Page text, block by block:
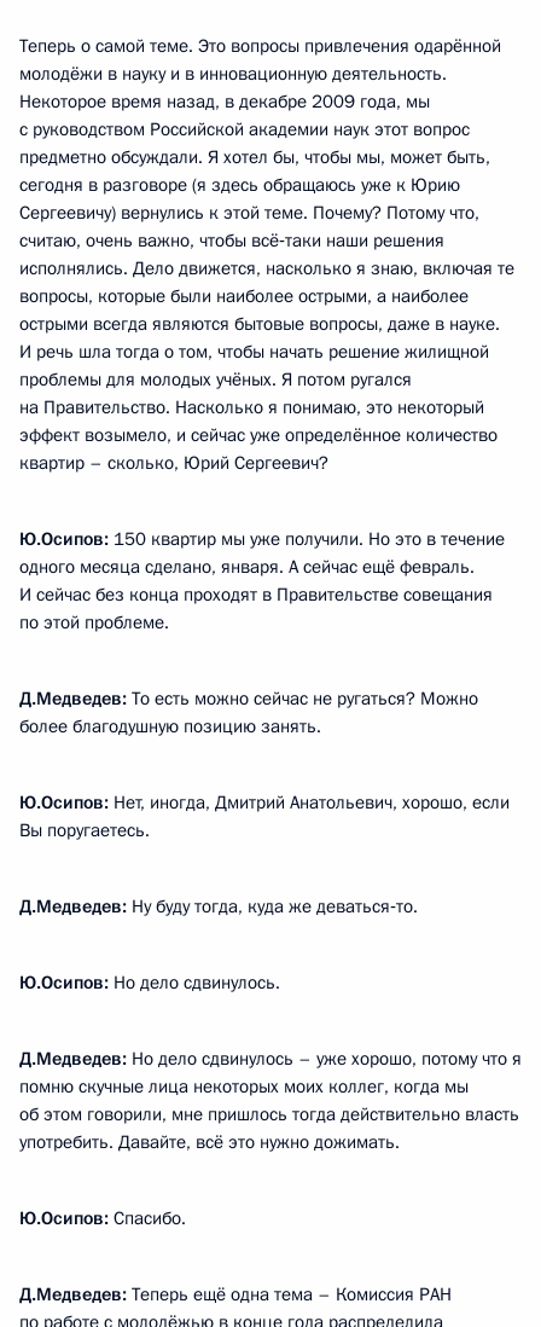
Теперь о самой теме. Это вопросы привлечения одарённой
молодёжи в науку и в инновационную деятельность.
Некоторое время назад, в декабре 2009 года, мы
с руководством Российской академии наук этот вопрос
предметно обсуждали. Я хотел бы, чтобы мы, может быть,
сегодня в разговоре (я здесь обращаюсь уже к Юрию
Сергеевичу) вернулись к этой теме. Почему? Потому что,
считаю, очень важно, чтобы всё‑таки наши решения
исполнялись. Дело движется, насколько я знаю, включая те
вопросы, которые были наиболее острыми, а наиболее
острыми всегда являются бытовые вопросы, даже в науке.
И речь шла тогда о том, чтобы начать решение жилищной
проблемы для молодых учёных. Я потом ругался
на Правительство. Насколько я понимаю, это некоторый
эффект возымело, и сейчас уже определённое количество
квартир – сколько, Юрий Сергеевич?
Ю.Осипов: 150 квартир мы уже получили. Но это в течение
одного месяца сделано, января. А сейчас ещё февраль.
И сейчас без конца проходят в Правительстве совещания
по этой проблеме.
Д.Медведев: То есть можно сейчас не ругаться? Можно
более благодушную позицию занять.
Ю.Осипов: Нет, иногда, Дмитрий Анатольевич, хорошо, если
Вы поругаетесь.
Д.Медведев: Ну буду тогда, куда же деваться‑то.
Ю.Осипов: Но дело сдвинулось.
Д.Медведев: Но дело сдвинулось – уже хорошо, потому что я
помню скучные лица некоторых моих коллег, когда мы
об этом говорили, мне пришлось тогда действительно власть
употребить. Давайте, всё это нужно дожимать.
Ю.Осипов: Спасибо.
Д.Медведев: Теперь ещё одна тема – Комиссия РАН
по работе с молодёжью в конце года распределила